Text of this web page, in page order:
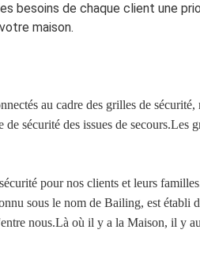
besoins de chaque client une
maison.
au cadre des grilles de
sécurité des issues de secours.Les
pour nos clients et leurs
sous le nom de Bailing, est établi
nous.Là où il y a la Maison, il y